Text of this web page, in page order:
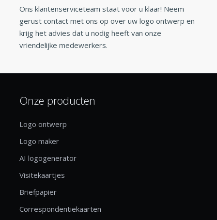
Ons klantenserviceteam staat voor u klaar! Neem
gerust contact met ons op over uw logo ontwerp en
krijg het advies dat u nodig heeft van onze
vriendelijke medewerkers.
Onze producten
Logo ontwerp
Logo maker
AI logogenerator
Visitekaartjes
Briefpapier
Correspondentiekaarten